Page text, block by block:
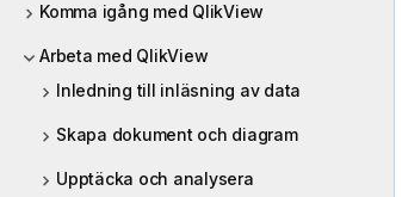
Komma igång med QlikView
Arbeta med QlikView
Inledning till inläsning av data
Skapa dokument och diagram
Upptäcka och analysera